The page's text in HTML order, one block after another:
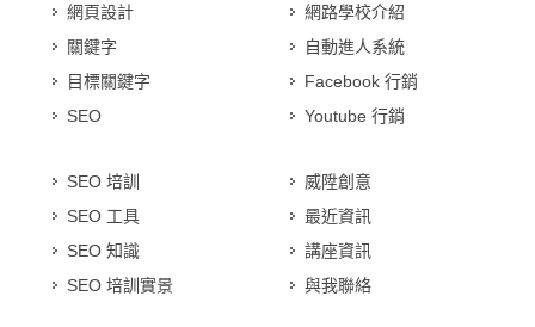
網頁設計
關鍵字
目標關鍵字
SEO
網路學校介紹
自動進人系統
Facebook 行銷
Youtube 行銷
SEO 培訓
SEO 工具
SEO 知識
SEO 培訓實景
威陞創意
最近資訊
講座資訊
與我聯絡